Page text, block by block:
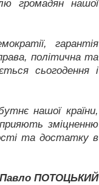
громадян нашої
гарантія
політична та
сьогодення і
нашої країни,
зміцненню
та достатку в
Павло ПОТОЦЬКИЙ